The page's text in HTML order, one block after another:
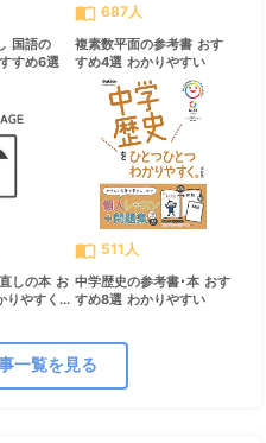
国語の
すめ6選
import_contacts 687人
複素数平面の参考書 おす
すめ4選 わかりやすい
しの本 お
りやすく...
import_contacts 511人
中学歴史の参考書･本 おす
すめ8選 わかりやすい
一覧を見る